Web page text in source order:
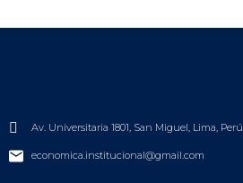
Av. Universitaria 1801, San Miguel, Lima, Perú
economica.institucional@gmail.com